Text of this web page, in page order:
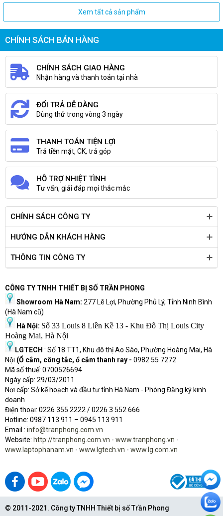
Xem tất cả sản phẩm
CHÍNH SÁCH BÁN HÀNG
CHÍNH SÁCH GIAO HÀNG
Nhận hàng và thanh toán tại nhà
ĐỔI TRẢ DỄ DÀNG
Dùng thử trong vòng 3 ngày
THANH TOÁN TIỆN LỢI
Trả tiền mặt, CK, trả góp
HỖ TRỢ NHIỆT TÌNH
Tư vấn, giải đáp mọi thắc mắc
CHÍNH SÁCH CÔNG TY
HƯỚNG DẪN KHÁCH HÀNG
THÔNG TIN CÔNG TY
CÔNG TY TNHH THIẾT BỊ SỐ TRẦN PHONG
Showroom Hà Nam: 277 Lê Lợi, Phường Phủ Lý, Tỉnh Ninh Bình
(Hà Nam cũ)
Hà Nội: Số 33 Louis 8 Liền Kề 13 - Khu Đô Thị Louis City
Hoàng Mai, Hà Nội
LGTECH : Số 18 TT1, Khu đô thị Ao Sào, Phường Hoàng Mai, Hà
Nội (Ổ cắm, công tắc, ổ cắm thanh ray - 0982 55 7272
Mã số thuế: 0700526694
Ngày cấp: 29/03/2011
Nơi cấp: Sở kế hoạch và đầu tư tỉnh Hà Nam - Phòng Đăng ký kinh
doanh
Điện thoại: 0226 355 2222 / 0226 3 552 666
Hotline: 0987 113 911 – 0945 113 911
Email : info@tranphong.com.vn
Website: http://tranphong.com.vn - www.tranphong.vn -
www.laptophanam.vn - www.lgtech.vn - www.lg.com.vn
© 2011-2021. Công ty TNHH Thiết bị số Trần Phong